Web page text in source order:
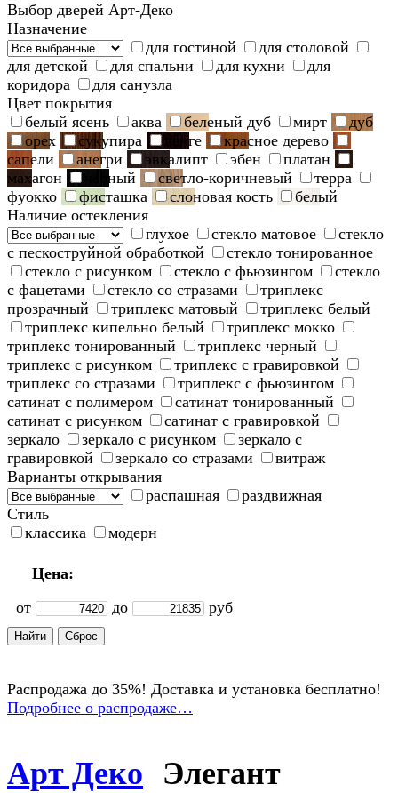
Выбор дверей Арт-Деко
Назначение
для гостиной
для столовой
для детской
для спальни для кухни
для
коридора
для санузла
Цвет покрытия
белый ясень
аква беленый дуб мирт
дуб
орех
сукупира венге
красное дерево
сапели
анегри эвкалипт эбен
платан
махагон
черный светло-коричневый
терра
фуокко
фисташка слоновая кость
белый
Наличие остекления
глухое
стекло матовое
стекло
с пескоструйной обработкой
стекло тонированное
стекло с рисунком
стекло с фьюзингом
стекло
с фацетами
стекло со стразами
триплекс
прозрачный
триплекс матовый
триплекс белый
триплекс кипельно белый
триплекс мокко
триплекс тонированный
триплекс черный
триплекс с рисунком
триплекс с гравировкой
триплекс со стразами
триплекс с фьюзингом
сатинат с полимером
сатинат тонированный
сатинат с рисунком
сатинат с гравировкой
зеркало
зеркало с рисунком
зеркало с
гравировкой
зеркало со стразами
витраж
Варианты открывания
распашная
раздвижная
Стиль
классика
модерн
Цена:
от
до руб
Распродажа до 35%! Доставка и установка бесплатно!
Подробнее о распродаже…
Арт Деко Элегант